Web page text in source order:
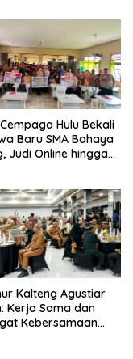
Hulu Bekali
Baru SMA Bahaya
Judi Online hingga
Kalteng Agustiar
Kerja Sama dan
Kebersamaan